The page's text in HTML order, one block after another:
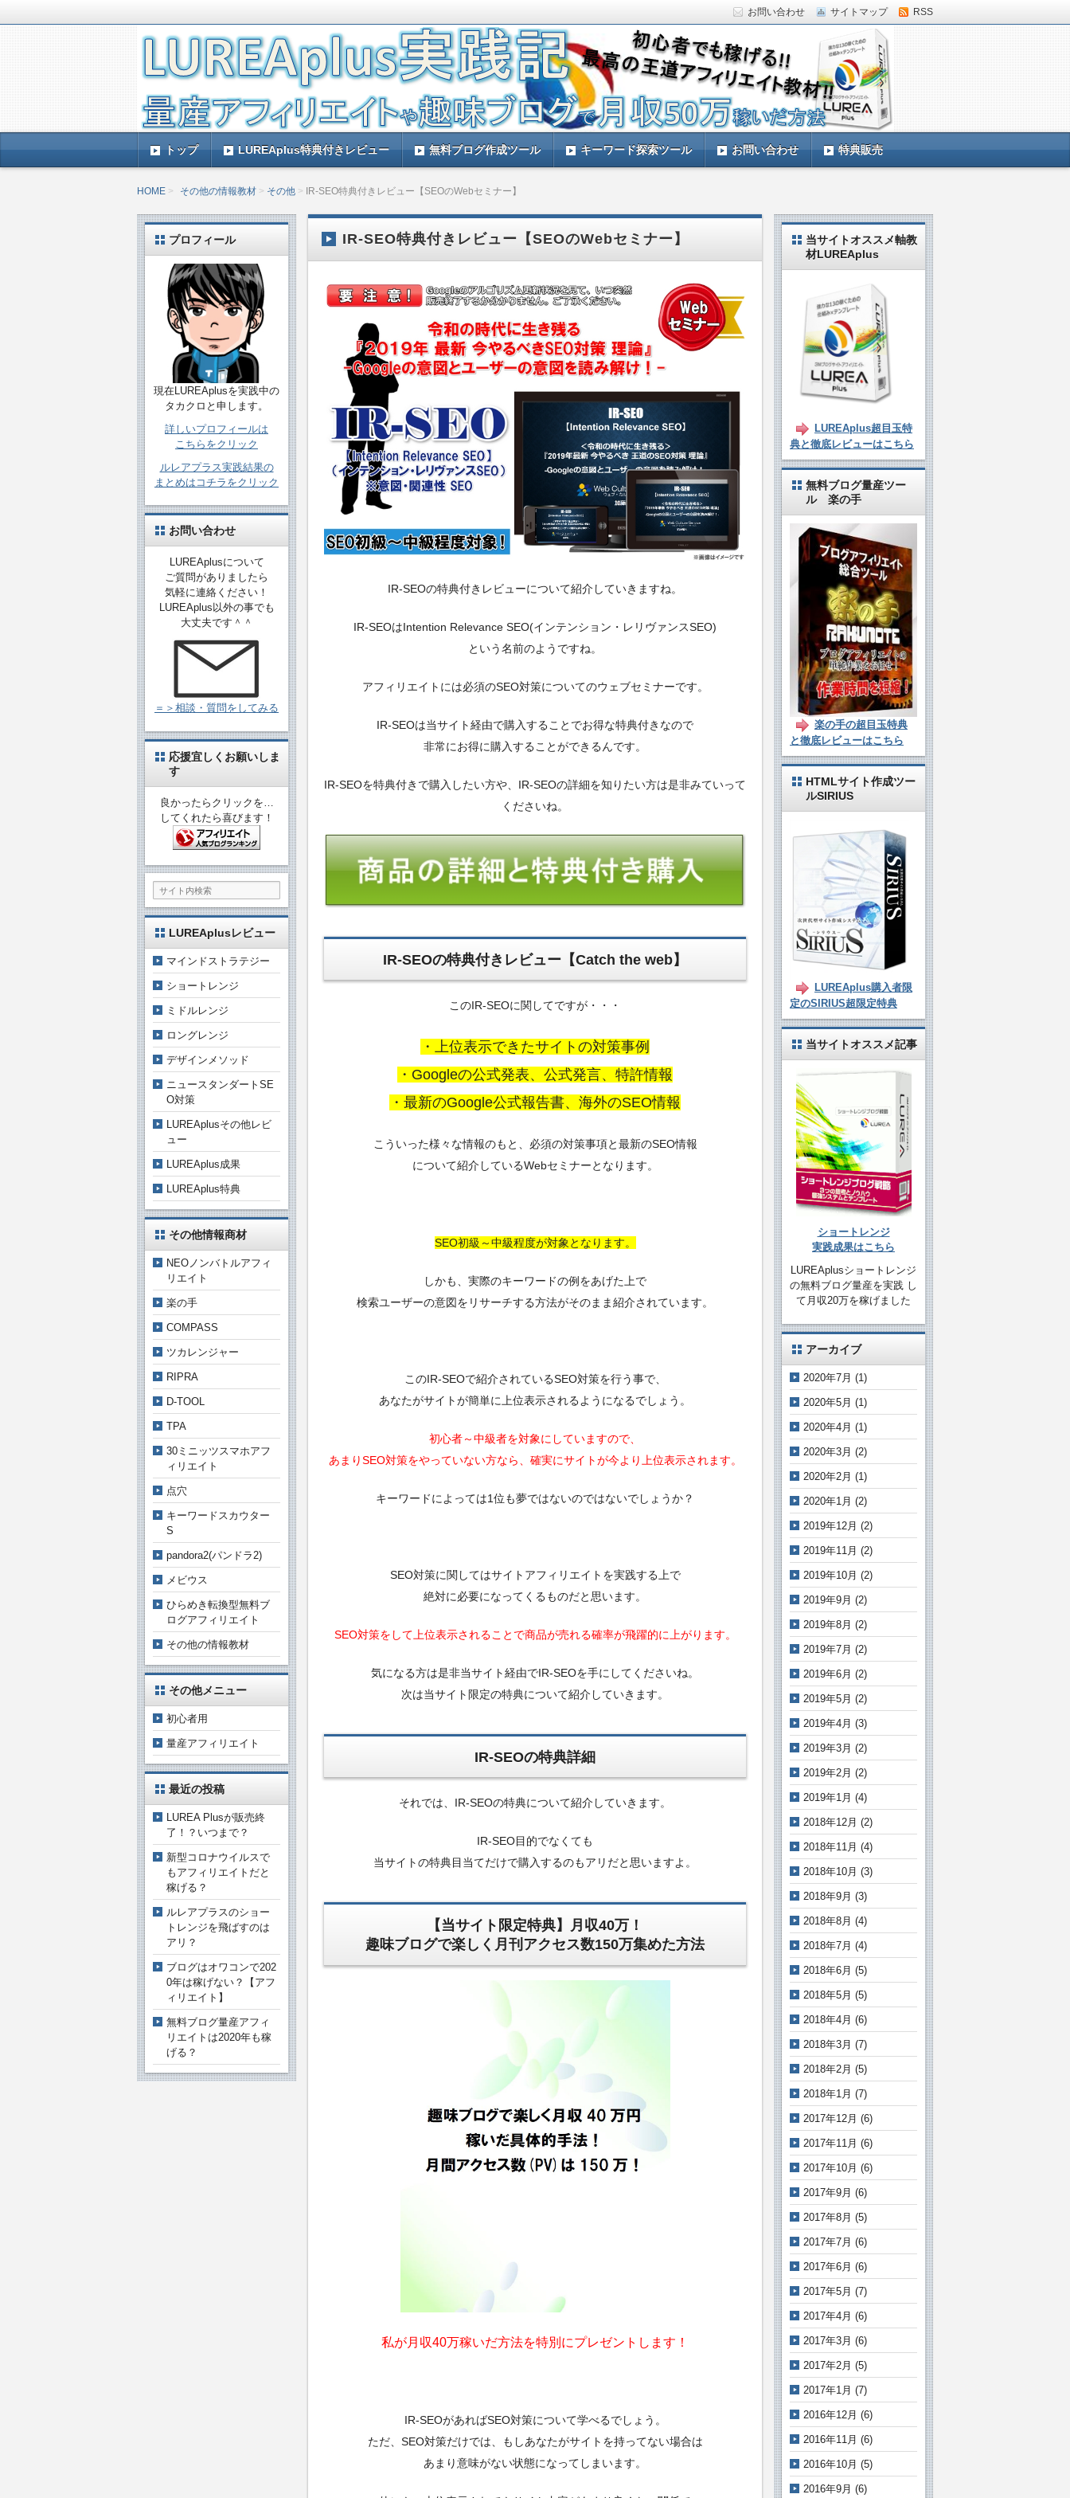
お問い合わせ サイトマップ RSS
LUREAplus実践記！ルレアプラスのレビューサイト！
LUREAplus実践記とレビューです。ルレアプラスを実践して量産アフィリエイトで稼ぐ方法などをレビューしていきます。LUREAplus実践中の私
がレビューするのできっと参考になると思います。
トップ LUREAplus特典付きレビュー 無料ブログ作成ツール キーワード探索ツール お問い合わせ 特典販売
HOME その他の情報教材 その他 IR-SEO特典付きレビュー【SEOのWebセミナー】
IR-SEO特典付きレビュー【SEOのWebセミナー】
IR-SEOの特典付きレビューについて紹介していきますね。
IR-SEOはIntention Relevance SEO(インテンション・レリヴァンスSEO)
という名前のようですね。
アフィリエイトには必須のSEO対策についてのウェブセミナーです。
IR-SEOは当サイト経由で購入することでお得な特典付きなので
非常にお得に購入することができるんです。
IR-SEOを特典付きで購入したい方や、IR-SEOの詳細を知りたい方は是非みていって
くださいね。
IR-SEOの特典付きレビュー【Catch the web】
このIR-SEOに関してですが・・・
・上位表示できたサイトの対策事例
・Googleの公式発表、公式発言、特許情報
・最新のGoogle公式報告書、海外のSEO情報
こういった様々な情報のもと、必須の対策事項と最新のSEO情報
について紹介しているWebセミナーとなります。
SEO初級～中級程度が対象となります。
しかも、実際のキーワードの例をあげた上で
検索ユーザーの意図をリサーチする方法がそのまま紹介されています。
このIR-SEOで紹介されているSEO対策を行う事で、
あなたがサイトが簡単に上位表示されるようになるでしょう。
初心者～中級者を対象にしていますので、
あまりSEO対策をやっていない方なら、確実にサイトが今より上位表示されます。
キーワードによっては1位も夢ではないのではないでしょうか？
SEO対策に関してはサイトアフィリエイトを実践する上で
絶対に必要になってくるものだと思います。
SEO対策をして上位表示されることで商品が売れる確率が飛躍的に上がります。
気になる方は是非当サイト経由でIR-SEOを手にしてくださいね。
次は当サイト限定の特典について紹介していきます。
IR-SEOの特典詳細
それでは、IR-SEOの特典について紹介していきます。
IR-SEO目的でなくても
当サイトの特典目当てだけで購入するのもアリだと思いますよ。
【当サイト限定特典】月収40万！
趣味ブログで楽しく月刊アクセス数150万集めた方法
私が月収40万稼いだ方法を特別にプレゼントします！
IR-SEOがあればSEO対策について学べるでしょう。
ただ、SEO対策だけでは、もしあなたがサイトを持ってない場合は
あまり意味がない状態になってしまいます。
プロフィール
現在LUREAplusを実践中の
タカクロと申します。
詳しいプロフィールは
こちらをクリック
ルレアプラス実践結果の
まとめはコチラをクリック
お問い合わせ
LUREAplusについて
ご質問がありましたら
気軽に連絡ください！
LUREAplus以外の事でも
大丈夫です＾＾
＝＞相談・質問をしてみる
応援宜しくお願いしま
す
良かったらクリックを…
してくれたら喜びます！
LUREAplusレビュー
マインドストラテジー
ショートレンジ
ミドルレンジ
ロングレンジ
デザインメソッド
ニュースタンダートSE
O対策
LUREAplusその他レビ
ュー
LUREAplus成果
LUREAplus特典
その他情報商材
NEOノンバトルアフィ
リエイト
楽の手
COMPASS
ツカレンジャー
RIPRA
D-TOOL
TPA
30ミニッツスマホアフ
ィリエイト
点穴
キーワードスカウター
S
pandora2(パンドラ2)
メビウス
ひらめき転換型無料ブ
ログアフィリエイト
その他の情報教材
その他メニュー
初心者用
量産アフィリエイト
最近の投稿
LUREA Plusが販売終
了！？いつまで？
新型コロナウイルスで
もアフィリエイトだと
稼げる？
ルレアプラスのショー
トレンジを飛ばすのは
アリ？
ブログはオワコンで202
0年は稼げない？【アフ
ィリエイト】
無料ブログ量産アフィ
リエイトは2020年も稼
げる？
当サイトオススメ軸教
材LUREAplus
LUREAplus超目玉特
典と徹底レビューはこちら
無料ブログ量産ツー
ル 楽の手
楽の手の超目玉特典
と徹底レビューはこちら
HTMLサイト作成ツー
ルSIRIUS
LUREAplus購入者限
定のSIRIUS超限定特典
当サイトオススメ記事
ショートレンジ
実践成果はこちら
LUREAplusショートレンジ
の無料ブログ量産を実践 し
て月収20万を稼げました
アーカイブ
2020年7月 (1)
2020年5月 (1)
2020年4月 (1)
2020年3月 (2)
2020年2月 (1)
2020年1月 (2)
2019年12月 (2)
2019年11月 (2)
2019年10月 (2)
2019年9月 (2)
2019年8月 (2)
2019年7月 (2)
2019年6月 (2)
2019年5月 (2)
2019年4月 (3)
2019年3月 (2)
2019年2月 (2)
2019年1月 (4)
2018年12月 (2)
2018年11月 (4)
2018年10月 (3)
2018年9月 (3)
2018年8月 (4)
2018年7月 (4)
2018年6月 (5)
2018年5月 (5)
2018年4月 (6)
2018年3月 (7)
2018年2月 (5)
2018年1月 (7)
2017年12月 (6)
2017年11月 (6)
2017年10月 (6)
2017年9月 (6)
2017年8月 (5)
2017年7月 (6)
2017年6月 (6)
2017年5月 (7)
2017年4月 (6)
2017年3月 (6)
2017年2月 (5)
2017年1月 (7)
2016年12月 (6)
2016年11月 (6)
2016年10月 (5)
2016年9月 (6)